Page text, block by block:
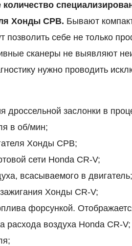
Хонды СРВ. Бывают
позволить себе не только
сканеры не выявляют
нужно проводить
дроссельной заслонки в
в об/мин;
Хонды СРВ;
сети Honda CR-V;
всасываемого в двигатель;
Хонды CR-V;
форсункой.
расхода воздуха Honda CR-V;